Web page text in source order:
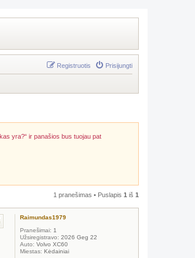
Prisijungti
Registruotis
yra?“ ir panašios bus tuojau pat
1 pranešimas • Puslapis 1 iš 1
Raimundas1979
Pranešimai: 1
Užsiregistravo: 2026 Geg 22
Auto: Volvo XC60
Miestas: Kėdainiai